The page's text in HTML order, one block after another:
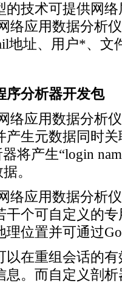
的技术可提供网
络应用数据分析
地址、用户*、文
序分析器开发包
络应用数据分析
产生元数据同时
将产生“login
。
络应用数据分析
干个可自定义的
理位置并可通过
以在重组会话的
息。而自定义剖